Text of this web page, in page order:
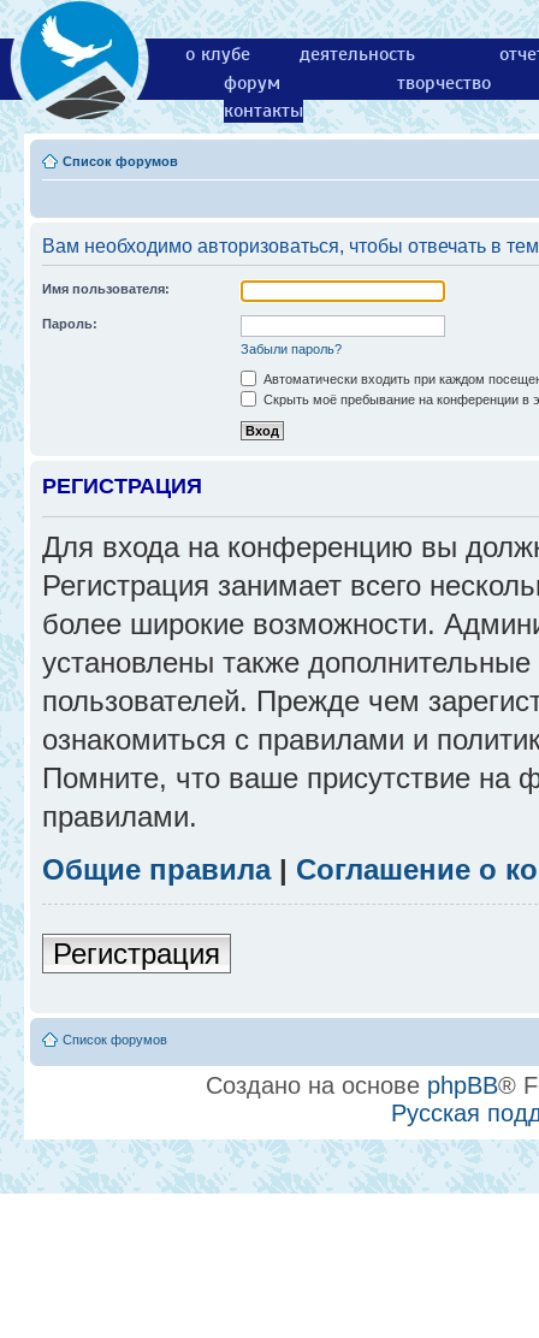
о клубе деятельность
форум
творчество
контакты
Список форумов
Вам необходимо авторизоваться, чтобы отвечать в
Имя пользователя:
Пароль:
Забыли пароль?
Автоматически входить при каждом
Скрыть моё пребывание на конференции в
РЕГИСТРАЦИЯ
Для входа на конференцию вы
Регистрация занимает всего
более широкие возможности.
установлены также
пользователей. Прежде чем
ознакомиться с правилами и
Помните, что ваше присутствие на
правилами.
Общие правила| Соглашение о
Регистрация
Список форумов
Создано на основе phpBB®
Русская